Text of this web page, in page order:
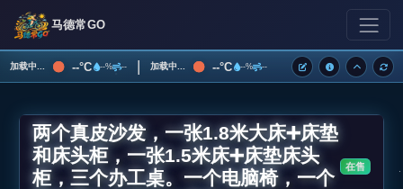
马德常GO
加载中... --°C --% -- | 加载中... --°C --% --
两个真皮沙发，一张1.8米大床➕床垫
和床头柜，一张1.5米床➕床垫床头
柜，三个办工桌。一个电脑椅，一个
在售